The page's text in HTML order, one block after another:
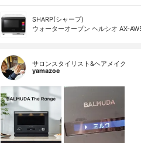
SHARP(シャープ)
ウォーターオーブン ヘルシオ AX-
サロンスタイリスト&ヘアメイク
yamazoe